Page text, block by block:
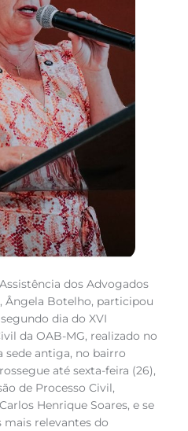
dos Advogados
Ângela Botelho, participou
dia do XVI
da OAB-MG, realizado no
sede antiga, no bairro
até sexta-feira (26),
de Processo Civil,
Henrique Soares, e se
relevantes do